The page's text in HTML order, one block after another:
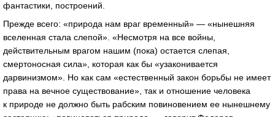
фантастики, построений.
Прежде всего: «природа нам враг временный» — «нынешняя
вселенная стала слепой». «Несмотря на все войны,
действительным врагом нашим (пока) остается слепая,
смертоносная сила», которая как бы «узаконивается
дарвинизмом». Но как сам «естественный закон борьбы не имеет
права на вечное существование», так и отношение человека
к природе не должно быть рабским повиновением ее нынешнему